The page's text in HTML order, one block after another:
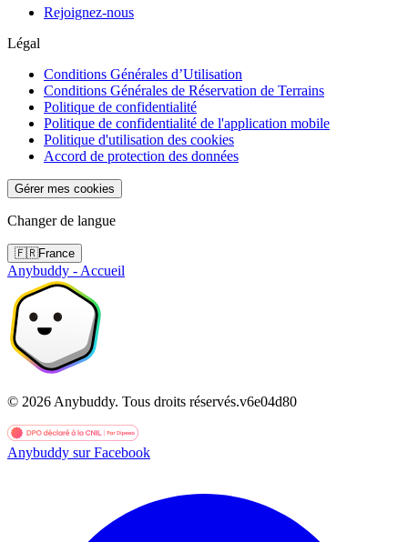
Rejoignez-nous
Légal
Conditions Générales d’Utilisation
Conditions Générales de Réservation de Terrains
Politique de confidentialité
Politique de confidentialité de l'application mobile
Politique d'utilisation des cookies
Accord de protection des données
Gérer mes cookies
Changer de langue
🇫🇷France
Anybuddy - Accueil
© 2026 Anybuddy. Tous droits réservés.v6e04d80
Anybuddy sur Facebook